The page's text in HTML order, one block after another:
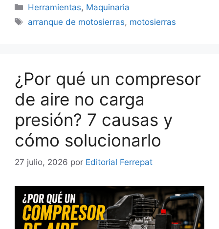
Categorías
Herramientas, Maquinaria
Etiquetas
arranque de motosierras, motosierras
¿Por qué un compresor
de aire no carga
presión? 7 causas y
cómo solucionarlo
27 julio, 2026 por Editorial Ferrepat